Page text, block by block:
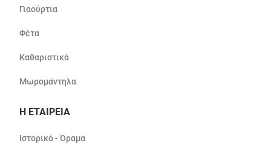
Γιαούρτια
Φέτα
Καθαριστικά
Μωρομάντηλα
Η ΕΤΑΙΡΕΙΑ
Ιστορικό - Όραμα